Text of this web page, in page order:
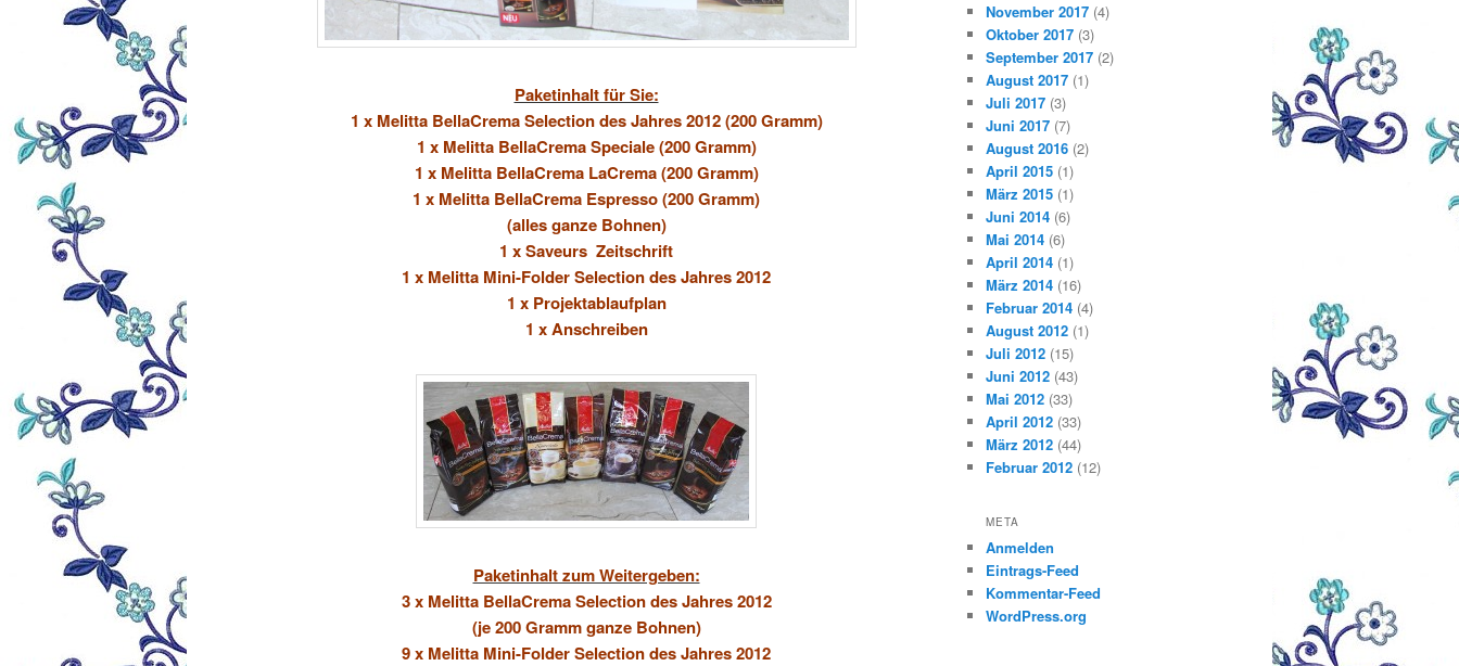
Paketinhalt für Sie:
1 x Melitta BellaCrema Selection des Jahres 2012 (200 Gramm)
1 x Melitta BellaCrema Speciale (200 Gramm)
1 x Melitta BellaCrema LaCrema (200 Gramm)
1 x Melitta BellaCrema Espresso (200 Gramm)
(alles ganze Bohnen)
1 x Saveurs Zeitschrift
1 x Melitta Mini-Folder Selection des Jahres 2012
1 x Projektablaufplan
1 x Anschreiben
Paketinhalt zum Weitergeben:
3 x Melitta BellaCrema Selection des Jahres 2012
(je 200 Gramm ganze Bohnen)
9 x Melitta Mini-Folder Selection des Jahres 2012
November 2017 (4)
Oktober 2017 (3)
September 2017 (2)
August 2017 (1)
Juli 2017 (3)
Juni 2017 (7)
August 2016 (2)
April 2015 (1)
März 2015 (1)
Juni 2014 (6)
Mai 2014 (6)
April 2014 (1)
März 2014 (16)
Februar 2014 (4)
August 2012 (1)
Juli 2012 (15)
Juni 2012 (43)
Mai 2012 (33)
April 2012 (33)
März 2012 (44)
Februar 2012 (12)
META
Anmelden
Eintrags-Feed
Kommentar-Feed
WordPress.org